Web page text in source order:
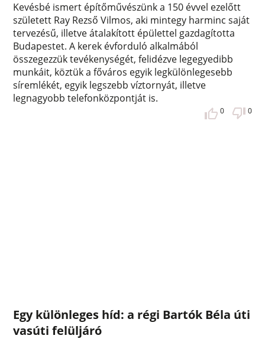
Kevésbé ismert építőművészünk a 150 évvel ezelőtt
született Ray Rezső Vilmos, aki mintegy harminc saját
tervezésű, illetve átalakított épülettel gazdagította
Budapestet. A kerek évforduló alkalmából
összegezzük tevékenységét, felidézve legegyedibb
munkáit, köztük a főváros egyik legkülönlegesebb
síremlékét, egyik legszebb víztornyát, illetve
legnagyobb telefonközpontját is.
0 0
Egy különleges híd: a régi Bartók Béla úti
vasúti felüljáró